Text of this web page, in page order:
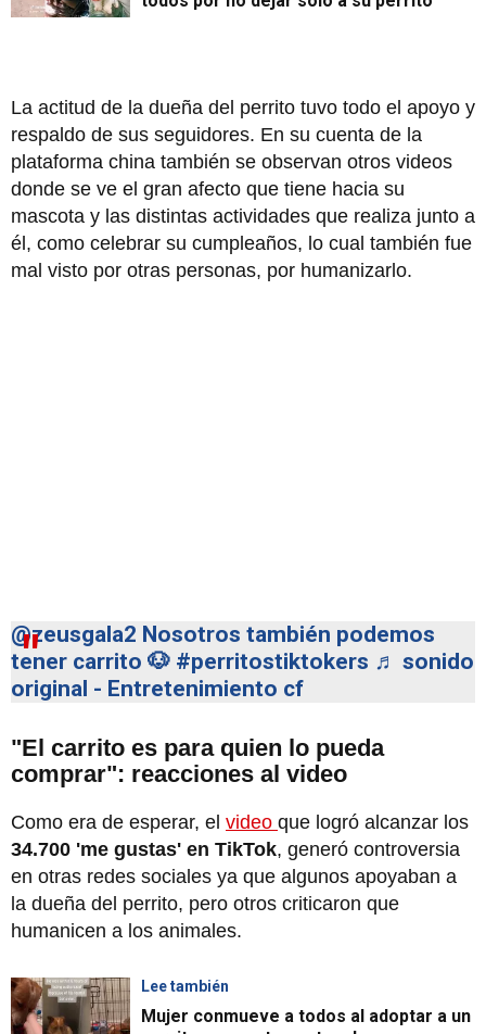
La actitud de la dueña del perrito tuvo todo el apoyo y
respaldo de sus seguidores. En su cuenta de la
plataforma china también se observan otros videos
donde se ve el gran afecto que tiene hacia su
mascota y las distintas actividades que realiza junto a
él, como celebrar su cumpleaños, lo cual también fue
mal visto por otras personas, por humanizarlo.
@zeusgala2 Nosotros también podemos
tener carrito 🐶 #perritostiktokers ♬ sonido
original - Entretenimiento cf
"El carrito es para quien lo pueda
comprar": reacciones al video
Como era de esperar, el video que logró alcanzar los
34.700 'me gustas' en TikTok, generó controversia
en otras redes sociales ya que algunos apoyaban a
la dueña del perrito, pero otros criticaron que
humanicen a los animales.
Lee también
Mujer conmueve a todos al adoptar a un